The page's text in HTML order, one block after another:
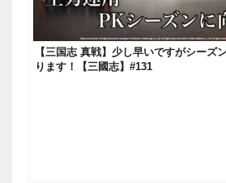
【三国志 真戦】少し早いですがシーズ
ります！【三國志】#131